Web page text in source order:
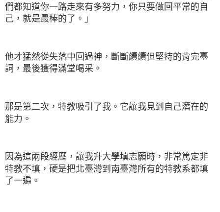
們都知道你一路走來有多努力，你只要做回平常的自
己，就是最棒的了。」
他才猛然從失落中回過神，斷斷續續但堅持的背完臺
詞，最後獲得滿堂喝采。
那是第二次，特教吸引了我。它讓我見到自己潛在的
能力。
因為這兩段經歷，讓我升大學填志願時，非常篤定非
特教不填，硬是把北臺灣到南臺灣所有的特教系都填
了一遍。